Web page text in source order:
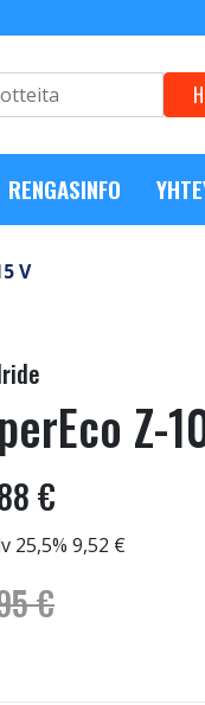
RENGASINFO
V
Z-
€
25,5% 9,52 €
€